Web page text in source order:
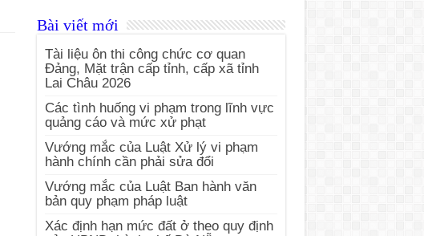
Bài viết mới
Tài liệu ôn thi công chức cơ quan
Đảng, Mặt trận cấp tỉnh, cấp xã tỉnh
Lai Châu 2026
Các tình huống vi phạm trong lĩnh vực
quảng cáo và mức xử phạt
Vướng mắc của Luật Xử lý vi phạm
hành chính cần phải sửa đổi
Vướng mắc của Luật Ban hành văn
bản quy phạm pháp luật
Xác định hạn mức đất ở theo quy định